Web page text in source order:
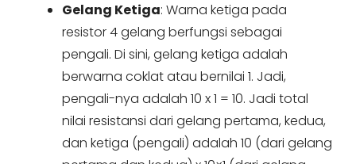
Gelang Ketiga: Warna ketiga pada
resistor 4 gelang berfungsi sebagai
pengali. Di sini, gelang ketiga adalah
berwarna coklat atau bernilai 1. Jadi,
pengali-nya adalah 10 x 1 = 10. Jadi total
nilai resistansi dari gelang pertama, kedua,
dan ketiga (pengali) adalah 10 (dari gelang